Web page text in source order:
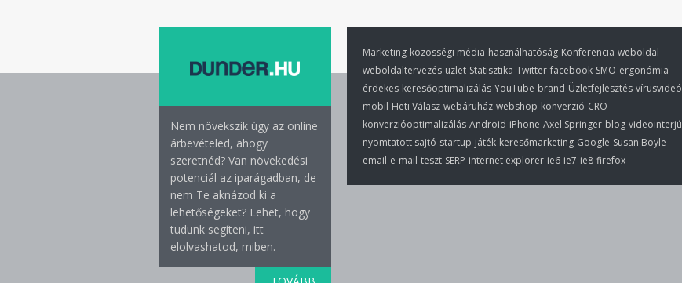
Nem növekszik úgy az online
árbevételed, ahogy
szeretnéd? Van növekedési
potenciál az iparágadban, de
nem Te aknázod ki a
lehetőségeket? Lehet, hogy
tudunk segíteni, itt
elolvashatod, miben.
Marketing közösségi média használhatóság Konferencia weboldal
weboldaltervezés üzlet Statisztika Twitter facebook SMO ergonómia
érdekes keresőoptimalizálás YouTube brand Üzletfejlesztés vírusvideó
mobil Heti Válasz webáruház webshop konverzió CRO
konverzióoptimalizálás Android iPhone Axel Springer blog videointerjú
nyomtatott sajtó startup játék keresőmarketing Google Susan Boyle
email e-mail teszt SERP internet explorer ie6 ie7 ie8 firefox